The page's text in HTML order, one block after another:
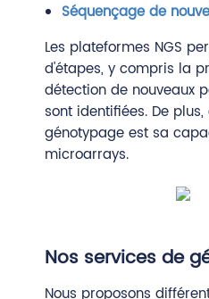
Séquençage de
Les plateformes NGS
d'étapes, y compris la
détection de nouveaux
sont identifiées. De
génotypage est sa
microarrays.
Nos services de
Nous proposons